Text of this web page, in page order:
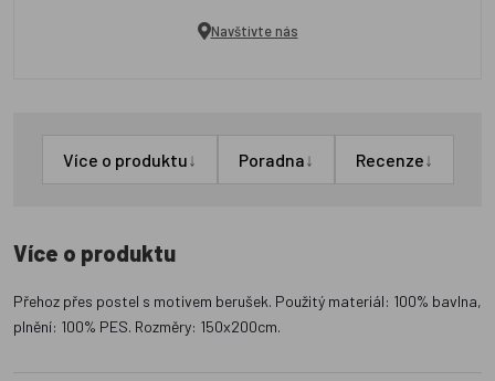
Navštivte nás
Více o produktu↓ Poradna↓ Recenze↓
Více o produktu
Přehoz přes postel s motivem berušek. Použitý materiál: 100% bavlna,
plnění: 100% PES. Rozměry: 150x200cm.